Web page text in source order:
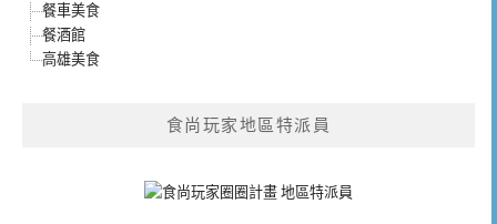
餐車美食
餐酒館
高雄美食
食尚玩家地區特派員